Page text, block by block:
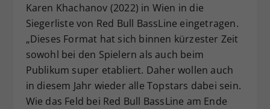
Karen Khachanov (2022) in Wien in die
Siegerliste von Red Bull BassLine eingetragen.
„Dieses Format hat sich binnen kürzester Zeit
sowohl bei den Spielern als auch beim
Publikum super etabliert. Daher wollen auch
in diesem Jahr wieder alle Topstars dabei sein.
Wie das Feld bei Red Bull BassLine am Ende